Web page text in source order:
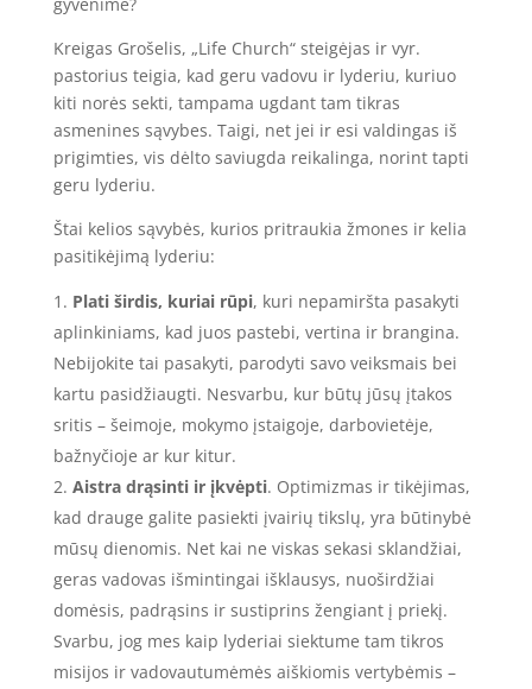
Kreigas Grošelis, „Life Church“ steigėjas ir vyr.
pastorius teigia, kad geru vadovu ir lyderiu, kuriuo
kiti norės sekti, tampama ugdant tam tikras
asmenines sąvybes. Taigi, net jei ir esi valdingas iš
prigimties, vis dėlto saviugda reikalinga, norint tapti
geru lyderiu.
Štai kelios sąvybės, kurios pritraukia žmones ir kelia
pasitikėjimą lyderiu:
Plati širdis, kuriai rūpi, kuri nepamiršta pasakyti
aplinkiniams, kad juos pastebi, vertina ir brangina.
Nebijokite tai pasakyti, parodyti savo veiksmais bei
kartu pasidžiaugti. Nesvarbu, kur būtų jūsų įtakos
sritis – šeimoje, mokymo įstaigoje, darbovietėje,
bažnyčioje ar kur kitur.
Aistra drąsinti ir įkvėpti. Optimizmas ir tikėjimas,
kad drauge galite pasiekti įvairių tikslų, yra būtinybė
mūsų dienomis. Net kai ne viskas sekasi sklandžiai,
geras vadovas išmintingai išklausys, nuoširdžiai
domėsis, padrąsins ir sustiprins žengiant į priekį.
Svarbu, jog mes kaip lyderiai siektume tam tikros
misijos ir vadovautumėmės aiškiomis vertybėmis –